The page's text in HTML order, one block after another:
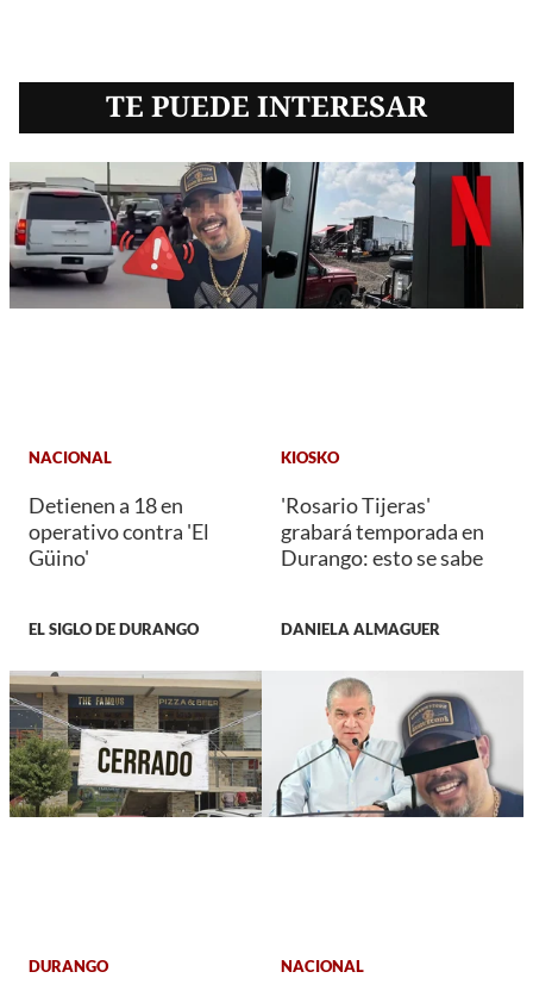
TE PUEDE INTERESAR
NACIONAL
Detienen a 18 en
operativo contra 'El
Güino'
EL SIGLO DE DURANGO
KIOSKO
'Rosario Tijeras'
grabará temporada en
Durango: esto se sabe
DANIELA ALMAGUER
DURANGO NACIONAL